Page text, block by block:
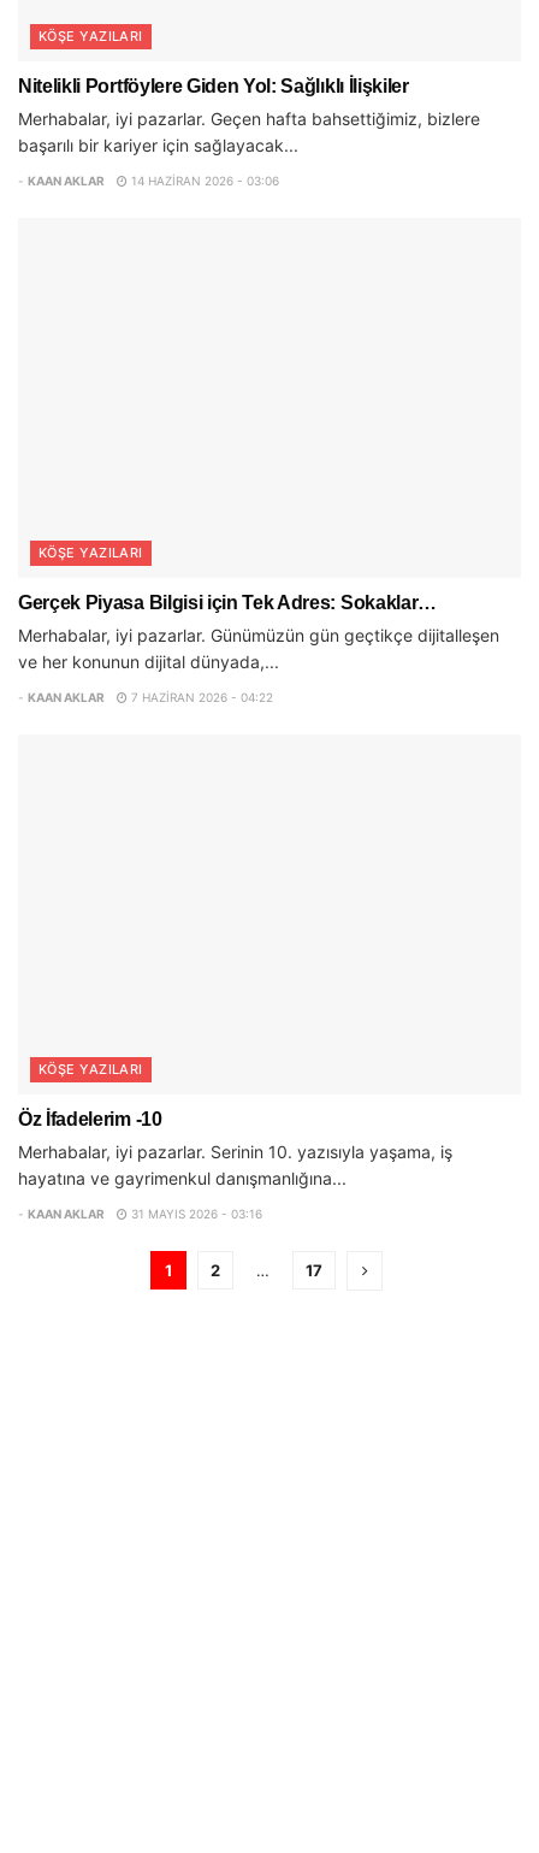
KÖŞE YAZILARI
Nitelikli Portföylere Giden Yol: Sağlıklı İlişkiler
Merhabalar, iyi pazarlar. Geçen hafta bahsettiğimiz, bizlere
başarılı bir kariyer için sağlayacak...
- KAAN AKLAR 14 HAZIRAN 2026 - 03:06
KÖŞE YAZILARI
Gerçek Piyasa Bilgisi için Tek Adres: Sokaklar…
Merhabalar, iyi pazarlar. Günümüzün gün geçtikçe dijitalleşen
ve her konunun dijital dünyada,...
- KAAN AKLAR 7 HAZIRAN 2026 - 04:22
KÖŞE YAZILARI
Öz İfadelerim -10
Merhabalar, iyi pazarlar. Serinin 10. yazısıyla yaşama, iş
hayatına ve gayrimenkul danışmanlığına...
- KAAN AKLAR 31 MAYIS 2026 - 03:16
1 2 … 17